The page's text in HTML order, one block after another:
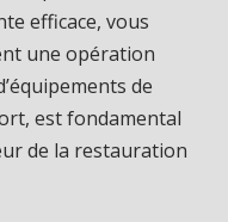
efficace, vous
une opération
de
est fondamental
de la restauration